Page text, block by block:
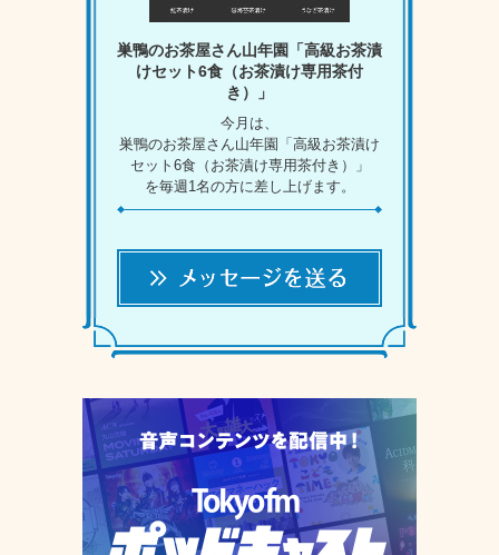
巣鴨のお茶屋さん山年園「高級お茶漬
けセット6食（お茶漬け専用茶付
き）」
今月は、
巣鴨のお茶屋さん山年園「高級お茶漬け
セット6食（お茶漬け専用茶付き）」
を毎週1名の方に差し上げます。